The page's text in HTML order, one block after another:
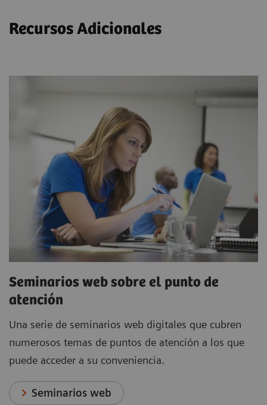
Recursos Adicionales
Seminarios web sobre el punto de
atención
Una serie de seminarios web digitales que cubren
numerosos temas de puntos de atención a los que
puede acceder a su conveniencia.
Seminarios web